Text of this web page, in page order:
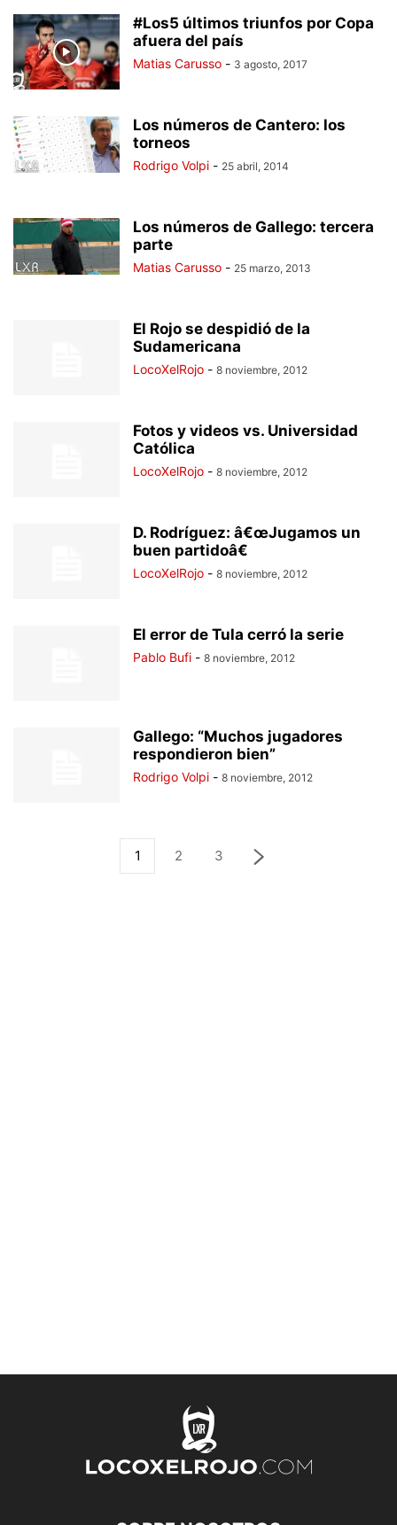
#Los5 últimos triunfos por Copa
afuera del país
Matias Carusso - 3 agosto, 2017
Los números de Cantero: los
torneos
Rodrigo Volpi - 25 abril, 2014
Los números de Gallego: tercera
parte
Matias Carusso - 25 marzo, 2013
El Rojo se despidió de la
Sudamericana
LocoXelRojo - 8 noviembre, 2012
Fotos y videos vs. Universidad
Católica
LocoXelRojo - 8 noviembre, 2012
D. Rodríguez: â€œJugamos un
buen partidoâ€
LocoXelRojo - 8 noviembre, 2012
El error de Tula cerró la serie
Pablo Bufi - 8 noviembre, 2012
Gallego: “Muchos jugadores
respondieron bien”
Rodrigo Volpi - 8 noviembre, 2012
1 2 3